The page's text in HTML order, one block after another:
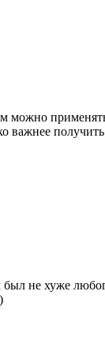
можно
важнее
был не хуже